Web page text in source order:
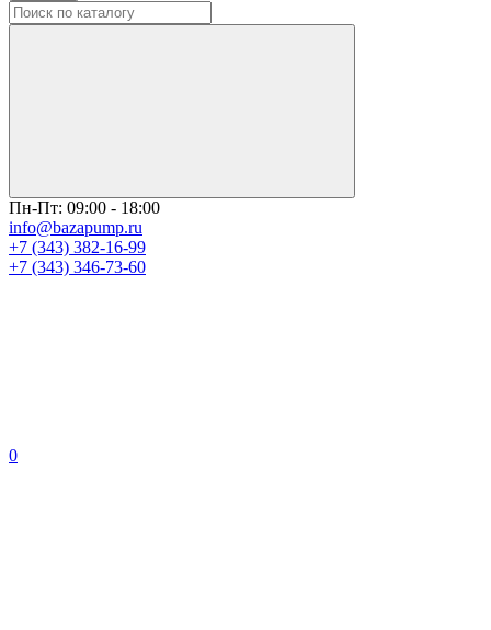
Пн-Пт: 09:00 - 18:00
info@bazapump.ru
+7 (343) 382-16-99
+7 (343) 346-73-‬60
0